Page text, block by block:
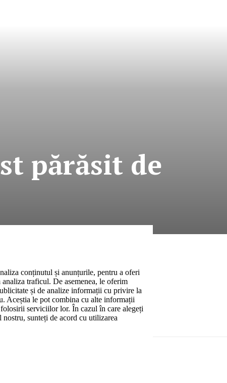
About
Contact us
Subscription Plans
părăsit de
Data: ianuarie 5, 2015
conținutul și anunțurile, pentru a oferi
traficul. De asemenea, le oferim
și de analize informații cu privire la
Aceștia le pot combina cu alte informații
serviciilor lor. În cazul în care alegeți
sunteți de acord cu utilizarea